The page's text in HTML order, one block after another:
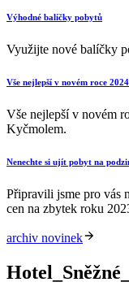
Výhodné balíčky pobytů
Využijte nové balíčky
Vše nejlepší v novém roce
Vše nejlepší v novém
Kyčmolem.
Nenechte si ujít pobyt na
Připravili jsme pro vás
cen na zbytek roku
archiv novinek